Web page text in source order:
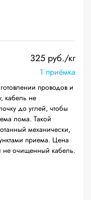
325 руб./кг
1 приёмка
проводов и
кабель не
до углей, чтобы
лома. Такой
механически,
приема. Цена
не очищенный кабель.